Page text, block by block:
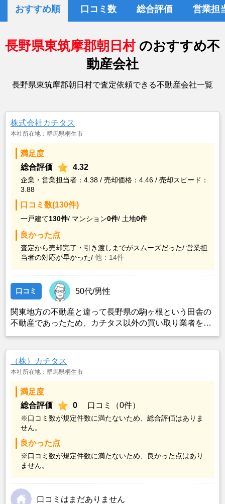
おすすめ順 口コミ数 総合評価 営業担
長野県東筑摩郡朝日村 のおすすめ不
動産会社
長野県東筑摩郡朝日村で査定依頼できる不動産会社一覧
株式会社カチタス
本社所在地：群馬県桐生市
満足度
総合評価
4.32
企業・営業担当者：4.38 / 売却価格：4.46 / 売却スピード：
3.88
口コミ数(130件)
一戸建て130件/ マンション0件/ 土地0件
良かった点
査定から売却完了・引き渡しまでがスムーズだった/ 営業担
当者の対応が早かった/ 他：14件
口コミ 50代/男性
関東地方の不動産と違って長野県の駒ヶ根という田舎の
不動産であったため、カチタス以外の買い取り業者をみ
も空き家の状態で不動産を残しておけないと考えて売却
を決めた。
（株）カチタス
本社所在地：群馬県桐生市
満足度
総合評価
0 口コミ（0件）
※口コミ数が規定件数に満たないため、総合評価はありま
せん。
良かった点
※口コミ数が規定件数に満たないため、良かった点はあり
ません。
口コミはまだありません